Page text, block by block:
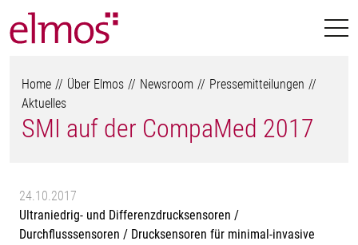
Home Über Elmos Newsroom
Pressemitteilungen
Aktuelles
SMI auf der CompaMed 2017
24.10.2017
Ultraniedrig- und Differenzdrucksensoren /
Durchflusssensoren / Drucksensoren für minimal-invasive